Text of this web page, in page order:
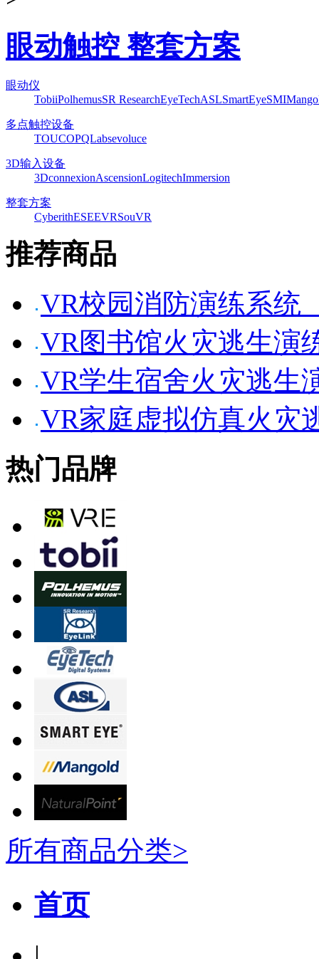
眼动触控 整套方案
眼动仪
TobiiPolhemusSR ResearchEyeTechASLSmartEyeSMI
多点触控设备
TOUCOPQLabsevoluce
3D输入设备
3DconnexionAscensionLogitechImmersion
整套方案
CyberithESEEVRSouVR
推荐商品
VR校园消防演练系统
VR图书馆火灾逃生演
VR学生宿舍火灾逃生
VR家庭虚拟仿真火灾
热门品牌
所有商品分类>
首页